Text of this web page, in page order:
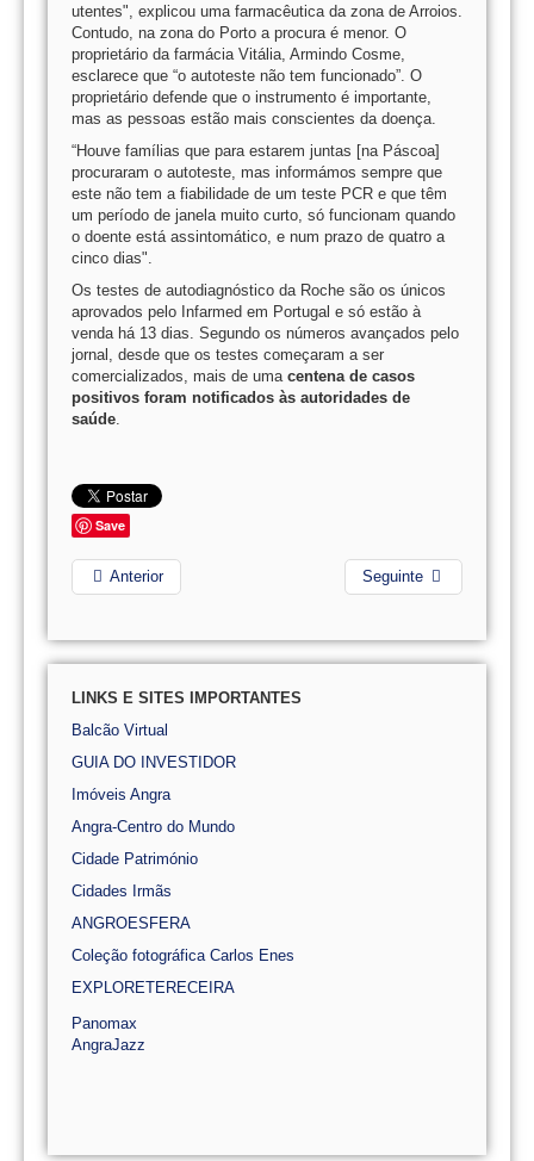
utentes", explicou uma farmacêutica da zona de Arroios.
Contudo, na zona do Porto a procura é menor. O
proprietário da farmácia Vitália, Armindo Cosme,
esclarece que “o autoteste não tem funcionado”. O
proprietário defende que o instrumento é importante,
mas as pessoas estão mais conscientes da doença.
“Houve famílias que para estarem juntas [na Páscoa]
procuraram o autoteste, mas informámos sempre que
este não tem a fiabilidade de um teste PCR e que têm
um período de janela muito curto, só funcionam quando
o doente está assintomático, e num prazo de quatro a
cinco dias".
Os testes de autodiagnóstico da Roche são os únicos
aprovados pelo Infarmed em Portugal e só estão à
venda há 13 dias. Segundo os números avançados pelo
jornal, desde que os testes começaram a ser
comercializados, mais de uma centena de casos
positivos foram notificados às autoridades de
saúde.
Save
Anterior Seguinte
LINKS E SITES IMPORTANTES
Balcão Virtual
GUIA DO INVESTIDOR
Imóveis Angra
Angra-Centro do Mundo
Cidade Património
Cidades Irmãs
ANGROESFERA
Coleção fotográfica Carlos Enes
EXPLORETERECEIRA
Panomax
AngraJazz